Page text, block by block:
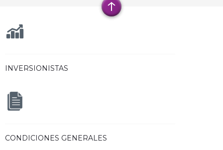
INVERSIONISTAS
CONDICIONES GENERALES